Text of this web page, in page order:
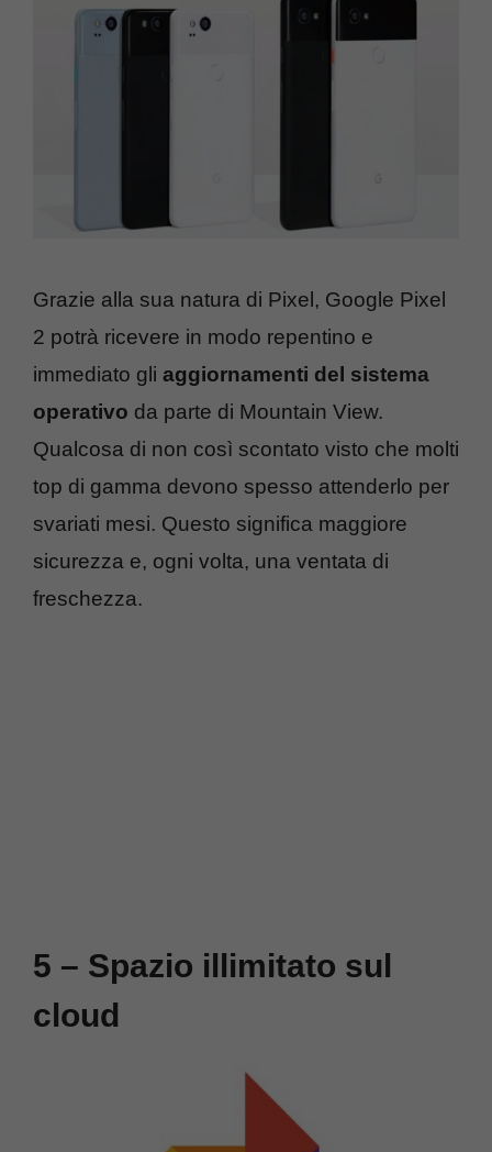
Grazie alla sua natura di Pixel, Google Pixel
2 potrà ricevere in modo repentino e
immediato gli aggiornamenti del sistema
operativo da parte di Mountain View.
Qualcosa di non così scontato visto che molti
top di gamma devono spesso attenderlo per
svariati mesi. Questo significa maggiore
sicurezza e, ogni volta, una ventata di
freschezza.
5 – Spazio illimitato sul
cloud